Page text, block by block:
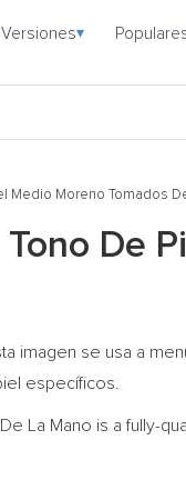
Versiones▾
Medio Moreno Tomados
De
imagen se usa a
específicos.
La Mano is a fully-